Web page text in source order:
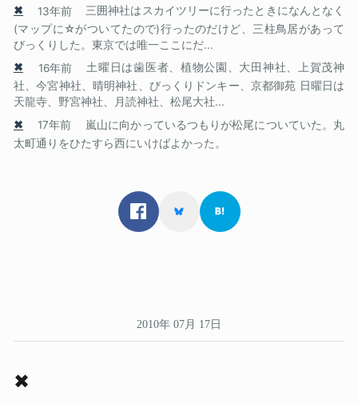
✖
13年前
三囲神社はスカイツリーに行ったときになんとなく
(マップに☆がついてたので)行ったのだけど、三柱鳥居があって
びっくりした。東京では唯一ここにだ...
✖
16年前
土曜日は歯医者、植物公園、大田神社、上賀茂神
社、今宮神社、晴明神社、びっくりドンキー、京都御苑 日曜日は
天龍寺、野宮神社、月読神社、松尾大社...
✖
17年前
嵐山に向かっているつもりが松尾についていた。丸
太町通りをひたすら西にいけばよかった。
2010年 07月 17日
✖